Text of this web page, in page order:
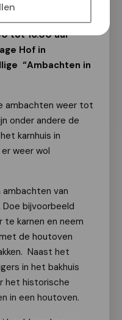
tot 16.00 uur
Hof in
“Ambachten in
ambachten weer tot
onder andere de
karnhuis in
weer wol
ambachten van
bijvoorbeeld
karnen en neem
de houtoven
Naast het
in het bakhuis
het historische
in een houtoven.